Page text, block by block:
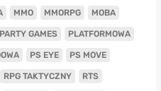
MMO MMORPG MOBA
PARTY GAMES PLATFORMOWA
PS EYE PS MOVE
RPG TAKTYCZNY RTS